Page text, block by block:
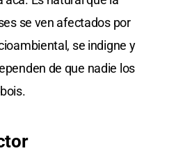
se ven afectados por
se indigne y
de que nadie los